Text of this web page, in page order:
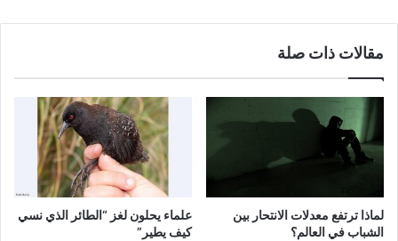
مقالات ذات صلة
لماذا ترتفع معدلات الانتحار بين
الشباب في العالم؟
علماء يحلون لغز “الطائر الذي نسي
كيف يطير”